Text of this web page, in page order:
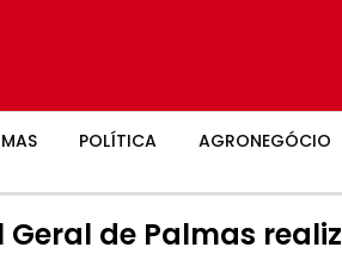
POLÍTICA AGRONEGÓCIO
Geral de Palmas